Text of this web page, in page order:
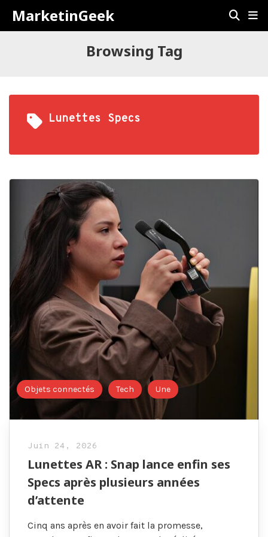
MarketinGeek
Browsing Tag
Lunettes Specs
Objets connectés Tech Une
Juin 24, 2026
Lunettes AR : Snap lance enfin ses
Specs après plusieurs années
d’attente
Cinq ans après en avoir fait la promesse,